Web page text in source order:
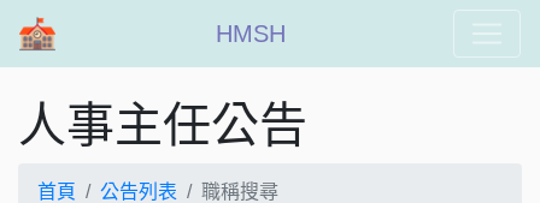
HMSH
人事主任公告
首頁 公告列表 職稱搜尋